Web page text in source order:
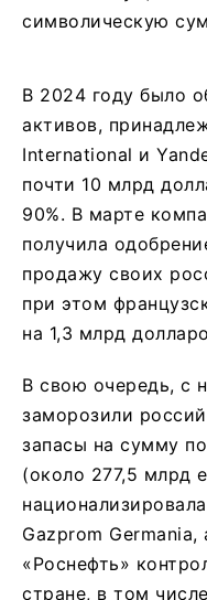
символическую
В 2024 году было
активов,
International и
почти 10 млрд
90%. В марте
получила
продажу своих
при этом
на 1,3 млрд
В свою очередь, с
заморозили
запасы на сумму
(около 277,5 млрд
Gazprom
«Роснефть»
стране, в том